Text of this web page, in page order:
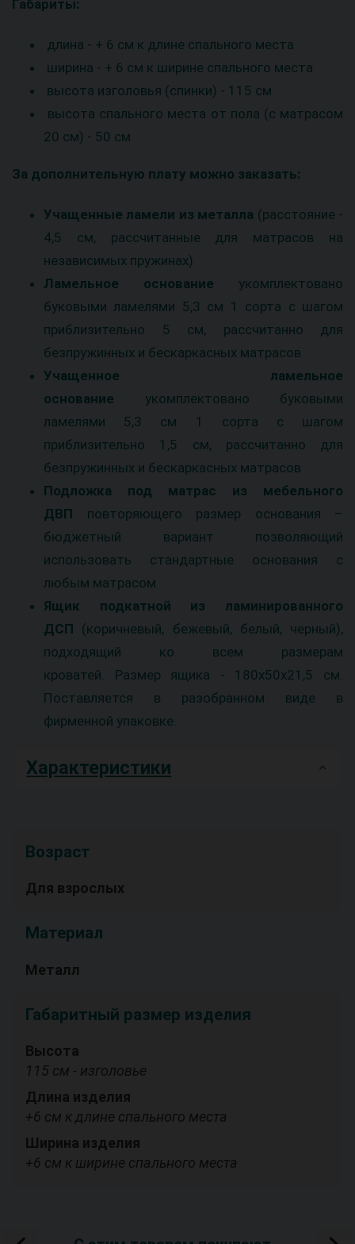
Габариты:
длина - + 6 см к длине спального места
ширина - + 6 см к ширине спального места
высота изголовья (спинки) - 115 см
высота спального места от пола (с матрасом
20 см) - 50 см
За дополнительную плату можно заказать:
Учащенные ламели из металла (расстояние -
4,5 см, рассчитанные для матрасов на
независимых пружинах)
Ламельное основание укомплектовано
буковыми ламелями 5,3 см 1 сорта с шагом
приблизительно 5 см, рассчитанно для
безпружинных и бескаркасных матрасов
Учащенное ламельное
основание укомплектовано буковыми
ламелями 5,3 см 1 сорта с шагом
приблизительно 1,5 см, рассчитанно для
безпружинных и бескаркасных матрасов
Подложка под матрас из мебельного
ДВП повторяющего размер основания –
бюджетный вариант позволяющий
использовать стандартные основания с
любым матрасом
Ящик подкатной
из ламинированного
ДСП (коричневый, бежевый, белый, черный),
подходящий ко всем размерам
кроватей. Размер ящика - 180х50х21,5 см.
Поставляется в разобранном виде в
фирменной упаковке.
Характеристики
Возраст
Для взрослых
Материал
Металл
Габаритный размер изделия
Высота
115 см - изголовье
Длина изделия
+6 см к длине спального места
Ширина изделия
+6 см к ширине спального места